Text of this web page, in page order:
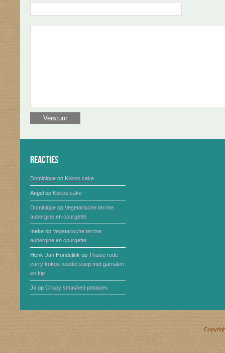
Reacties
Dominique op Kokos cake
Angel op Kokos cake
Dominique op Vegetarische terrine
aubergine en courgette
Ineke op Vegetarische terrine
aubergine en courgette
Henk-Jan Hondelink op Thaise rode
curry kokos noedel soep met garnalen
en kip
Jo op Crispy smashed potatoes